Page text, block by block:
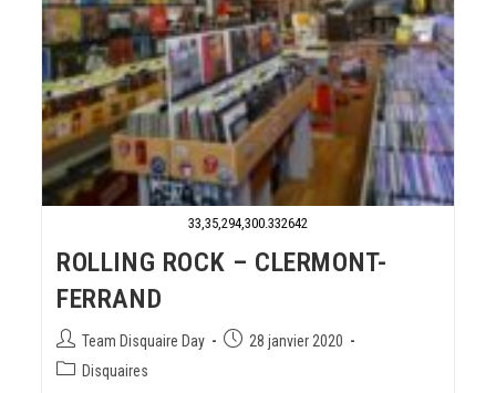
33,35,294,300.332642
ROLLING ROCK – CLERMONT-
FERRAND
Team Disquaire Day
28 janvier 2020
Disquaires